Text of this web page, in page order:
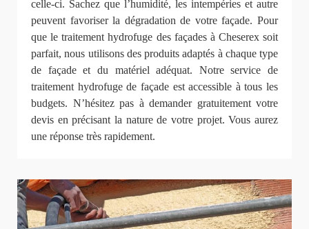
celle-ci. Sachez que l’humidité, les intempéries et autre
peuvent favoriser la dégradation de votre façade. Pour
que le traitement hydrofuge des façades à Cheserex soit
parfait, nous utilisons des produits adaptés à chaque type
de façade et du matériel adéquat. Notre service de
traitement hydrofuge de façade est accessible à tous les
budgets. N’hésitez pas à demander gratuitement votre
devis en précisant la nature de votre projet. Vous aurez
une réponse très rapidement.